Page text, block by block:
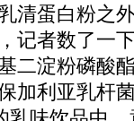
清蛋白粉之
记者数了一
二淀粉磷酸
加利亚乳杆